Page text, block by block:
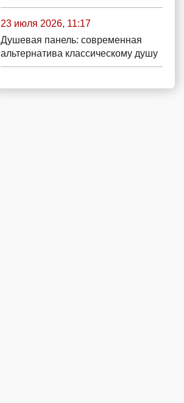
23 июля 2026, 11:17
Душевая панель: современная
альтернатива классическому душу